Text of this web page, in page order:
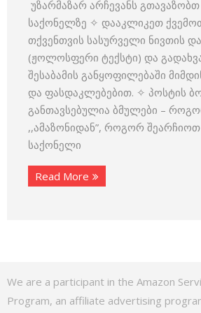
უზარმაზარ არჩევანს
საქონელზე ✧ დააკლიკეთ
თქვენთვის სასურველი ნივთის
(ჟოლოსფერი ტექსტი) და
შესაბამის განყოფილებაში
და ფასდაკლებებით. ✧ პოსტის
განთავსებულია ბმულები –
,,ამაზონიდან”, როგორ
საქონელი
Read More
We are a participant in the Amazon
Program, an affiliate advertising